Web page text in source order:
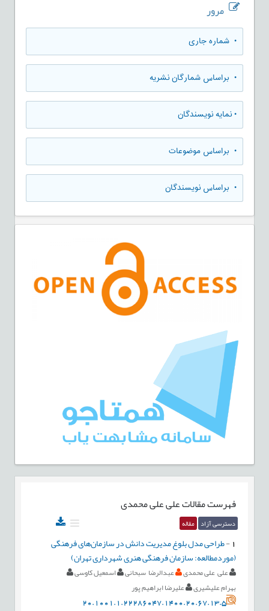
مرور
• شماره جاری
• براساس شمارگان نشریه
•نمایه نویسندگان
• براساس موضوعات
• براساس نویسندگان
فهرست مقالاتعلی علی محمدی
دسترسی آزاد مقاله
-طراحی مدل بلوغ مدیریت دانش در سازمان‌های فرهنگی
(موردمطالعه: سازمان فرهنگی هنری شهرداری تهران)
علی علی محمدی عبدالرضا سبحانی
اسمعیل کاوسی
بهرام علیشیری
علیرضا ابراهیم پور
20.1001.1.22286047.1400.20.67.13.5